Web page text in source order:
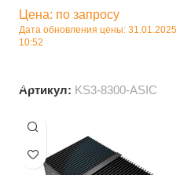
Цена: по запросу
Дата обновления цены: 31.01.2025
10:52
Артикул: KS3-8300-ASIC